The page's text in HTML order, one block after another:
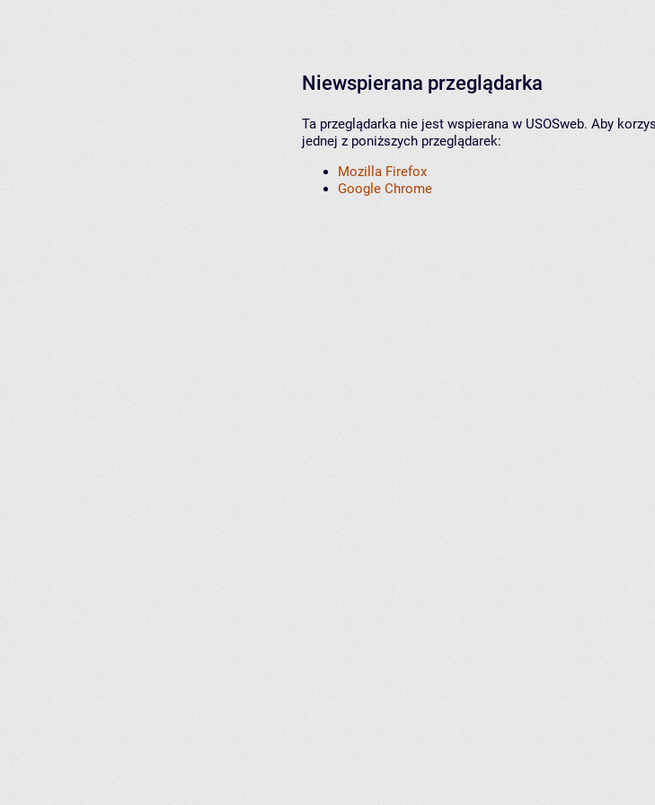
Niewspierana przeglądarka
Ta przeglądarka nie jest wspierana w USOSweb. Aby
jednej z poniższych przeglądarek:
Mozilla Firefox
Google Chrome